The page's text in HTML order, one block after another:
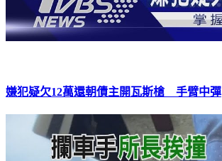
嫌犯疑欠12萬還朝債主開瓦斯槍 手臂中彈